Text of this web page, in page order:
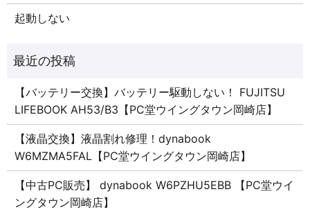
起動しない
【バッテリー交換】バッテリー駆動しない！ FUJITSU
LIFEBOOK AH53/B3【PC堂ウイングタウン岡崎店】
【液晶交換】液晶割れ修理！dynabook
W6MZMA5FAL【PC堂ウイングタウン岡崎店】
【中古PC販売】 dynabook W6PZHU5EBB 【PC堂ウイ
ングタウン岡崎店】